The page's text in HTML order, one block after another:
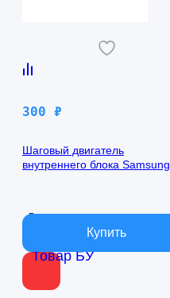
Товар БУ
300 ₽
Шаговый двигатель
внутреннего блока Samsung
В наличии